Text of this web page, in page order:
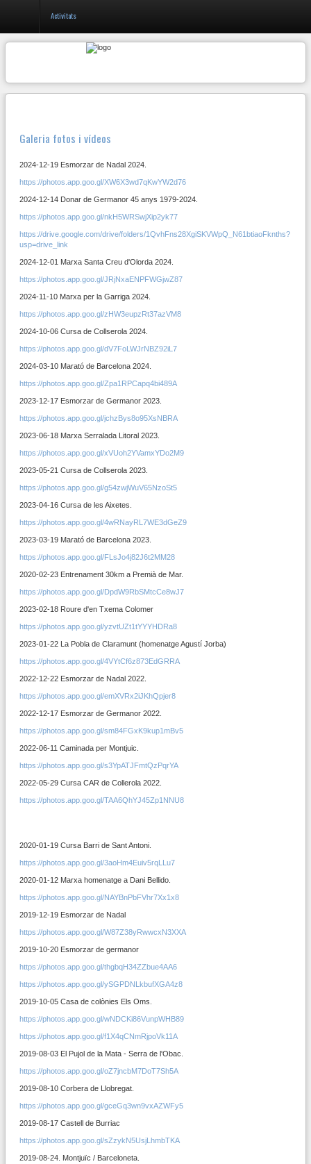
El
club
CAR
Inici
Serveis
Atleta
Marxes
10
Cursa
Collserola'25
Poble-
sec'26
Activitats
Galeria fotos i vídeos
2024-12-19 Esmorzar de Nadal 2024.
https://photos.app.goo.gl/XW6X3wd7qKwYW2d76
2024-12-14 Donar de Germanor 45 anys 1979-2024.
https://photos.app.goo.gl/nkH5WRSwjXip2yk77
https://drive.google.com/drive/folders/1QvhFns28XgiSKVWpQ_N61btiaoFknths?
usp=drive_link
2024-12-01 Marxa Santa Creu d'Olorda 2024.
https://photos.app.goo.gl/JRjNxaENPFWGjwZ87
2024-11-10 Marxa per la Garriga 2024.
https://photos.app.goo.gl/zHW3eupzRt37azVM8
2024-10-06 Cursa de Collserola 2024.
https://photos.app.goo.gl/dV7FoLWJrNBZ92iL7
2024-03-10 Marató de Barcelona 2024.
https://photos.app.goo.gl/Zpa1RPCapq4bi489A
2023-12-17 Esmorzar de Germanor 2023.
https://photos.app.goo.gl/jchzBys8o95XsNBRA
2023-06-18 Marxa Serralada Litoral 2023.
https://photos.app.goo.gl/xVUoh2YVamxYDo2M9
2023-05-21 Cursa de Collserola 2023.
https://photos.app.goo.gl/g54zwjWuV65NzoSt5
2023-04-16 Cursa de les Aixetes.
https://photos.app.goo.gl/4wRNayRL7WE3dGeZ9
2023-03-19 Marató de Barcelona 2023.
https://photos.app.goo.gl/FLsJo4j82J6t2MM28
2020-02-23 Entrenament 30km a Premià de Mar.
https://photos.app.goo.gl/DpdW9RbSMtcCe8wJ7
2023-02-18 Roure d'en Txema Colomer
https://photos.app.goo.gl/yzvtUZt1tYYYHDRa8
2023-01-22 La Pobla de Claramunt (homenatge Agustí Jorba)
https://photos.app.goo.gl/4VYtCf6z873EdGRRA
2022-12-22 Esmorzar de Nadal 2022.
https://photos.app.goo.gl/emXVRx2iJKhQpjer8
2022-12-17 Esmorzar de Germanor 2022.
https://photos.app.goo.gl/sm84FGxK9kup1mBv5
2022-06-11 Caminada per Montjuic.
https://photos.app.goo.gl/s3YpATJFmtQzPqrYA
2022-05-29 Cursa CAR de Collerola 2022.
https://photos.app.goo.gl/TAA6QhYJ45Zp1NNU8
2020-01-19 Cursa Barri de Sant Antoni.
https://photos.app.goo.gl/3aoHm4Euiv5rqLLu7
2020-01-12 Marxa homenatge a Dani Bellido.
https://photos.app.goo.gl/NAYBnPbFVhr7Xx1x8
2019-12-19 Esmorzar de Nadal
https://photos.app.goo.gl/W87Z38yRwwcxN3XXA
2019-10-20 Esmorzar de germanor
https://photos.app.goo.gl/thgbqH34ZZbue4AA6
https://photos.app.goo.gl/ySGPDNLkbufXGA4z8
2019-10-05 Casa de colònies Els Oms.
https://photos.app.goo.gl/wNDCKi86VunpWHB89
https://photos.app.goo.gl/f1X4qCNmRjpoVk11A
2019-08-03 El Pujol de la Mata - Serra de l'Obac.
https://photos.app.goo.gl/oZ7jncbM7DoT7Sh5A
2019-08-10 Corbera de Llobregat.
https://photos.app.goo.gl/gceGq3wn9vxAZWFy5
2019-08-17 Castell de Burriac
https://photos.app.goo.gl/sZzykN5UsjLhmbTKA
2019-08-24. Montjuïc / Barceloneta.